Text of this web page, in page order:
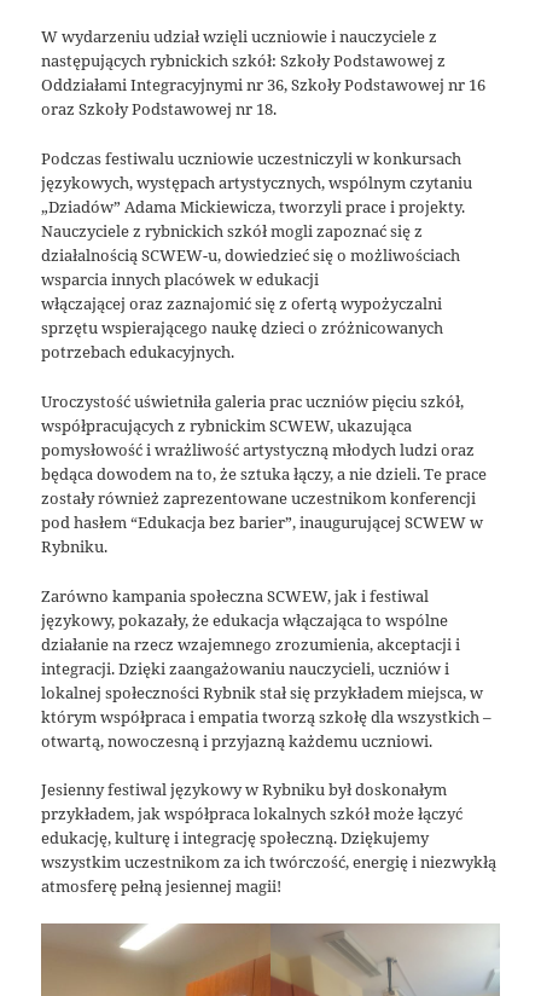
W wydarzeniu udział wzięli uczniowie i nauczyciele z
następujących rybnickich szkół: Szkoły Podstawowej z
Oddziałami Integracyjnymi nr 36, Szkoły Podstawowej nr 16
oraz Szkoły Podstawowej nr 18.
Podczas festiwalu uczniowie uczestniczyli w konkursach
językowych, występach artystycznych, wspólnym czytaniu
„Dziadów” Adama Mickiewicza, tworzyli prace i projekty.
Nauczyciele z rybnickich szkół mogli zapoznać się z
działalnością SCWEW-u, dowiedzieć się o możliwościach
wsparcia innych placówek w edukacji
włączającej oraz zaznajomić się z ofertą wypożyczalni
sprzętu wspierającego naukę dzieci o zróżnicowanych
potrzebach edukacyjnych.
Uroczystość uświetniła galeria prac uczniów pięciu szkół,
współpracujących z rybnickim SCWEW, ukazująca
pomysłowość i wrażliwość artystyczną młodych ludzi oraz
będąca dowodem na to, że sztuka łączy, a nie dzieli. Te prace
zostały również zaprezentowane uczestnikom konferencji
pod hasłem “Edukacja bez barier”, inaugurującej SCWEW w
Rybniku.
Zarówno kampania społeczna SCWEW, jak i festiwal
językowy, pokazały, że edukacja włączająca to wspólne
działanie na rzecz wzajemnego zrozumienia, akceptacji i
integracji. Dzięki zaangażowaniu nauczycieli, uczniów i
lokalnej społeczności Rybnik stał się przykładem miejsca, w
którym współpraca i empatia tworzą szkołę dla wszystkich –
otwartą, nowoczesną i przyjazną każdemu uczniowi.
Jesienny festiwal językowy w Rybniku był doskonałym
przykładem, jak współpraca lokalnych szkół może łączyć
edukację, kulturę i integrację społeczną. Dziękujemy
wszystkim uczestnikom za ich twórczość, energię i niezwykłą
atmosferę pełną jesiennej magii!